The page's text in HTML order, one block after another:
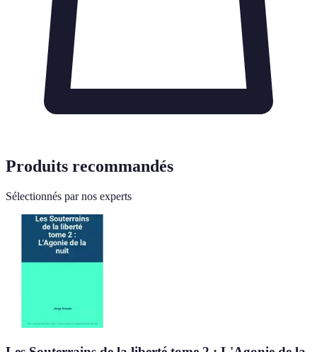
Produits recommandés
Sélectionnés par nos experts